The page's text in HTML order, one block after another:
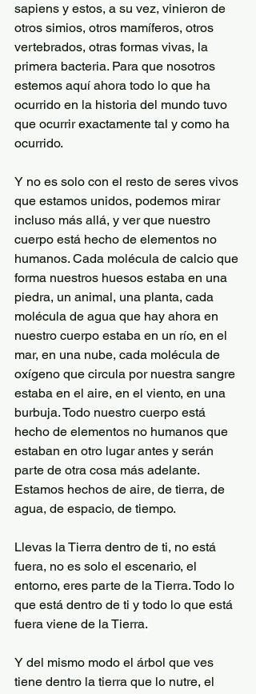
sapiens y estos, a su vez, vinieron de
otros simios, otros mamíferos, otros
vertebrados, otras formas vivas, la
primera bacteria. Para que nosotros
estemos aquí ahora todo lo que ha
ocurrido en la historia del mundo tuvo
que ocurrir exactamente tal y como ha
ocurrido.
Y no es solo con el resto de seres vivos
que estamos unidos, podemos mirar
incluso más allá, y ver que nuestro
cuerpo está hecho de elementos no
humanos. Cada molécula de calcio que
forma nuestros huesos estaba en una
piedra, un animal, una planta, cada
molécula de agua que hay ahora en
nuestro cuerpo estaba en un río, en el
mar, en una nube, cada molécula de
oxígeno que circula por nuestra sangre
estaba en el aire, en el viento, en una
burbuja. Todo nuestro cuerpo está
hecho de elementos no humanos que
estaban en otro lugar antes y serán
parte de otra cosa más adelante.
Estamos hechos de aire, de tierra, de
agua, de espacio, de tiempo.
Llevas la Tierra dentro de ti, no está
fuera, no es solo el escenario, el
entorno, eres parte de la Tierra. Todo lo
que está dentro de ti y todo lo que está
fuera viene de la Tierra.
Y del mismo modo el árbol que ves
tiene dentro la tierra que lo nutre, el